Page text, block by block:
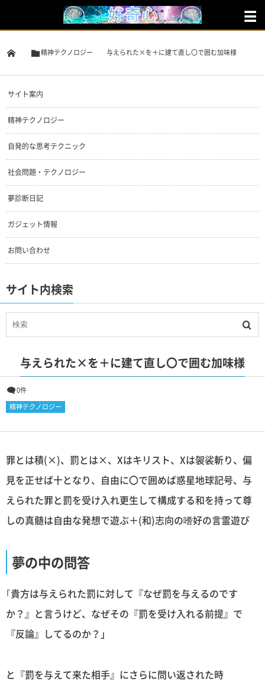
精神テクノロジー 与えられた×を＋に建て直し〇で囲む加味様
サイト案内
精神テクノロジー
自発的な思考テクニック
社会問題・テクノロジー
夢診断日記
ガジェット情報
お問い合わせ
サイト内検索
与えられた×を＋に建て直し〇で囲む加味様
0件
精神テクノロジー
罪とは積(×)、罰とは×、Χはキリスト、Xは袈裟斬り、偏
見を正せば十となり、自由に〇で囲めば惑星地球記号、与
えられた罪と罰を受け入れ更生して構成する和を持って尊
しの真髄は自由な発想で遊ぶ＋(和)志向の嗜好の言霊遊び
夢の中の問答
｢貴方は与えられた罰に対して『なぜ罰を与えるのです
か？』と言うけど、なぜその『罰を受け入れる前提』で
『反論』してるのか？」
と『罰を与えて来た相手』にさらに問い返された時